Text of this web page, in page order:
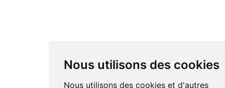
Nous utilisons des cookies
Nous utilisons des cookies et d'autres